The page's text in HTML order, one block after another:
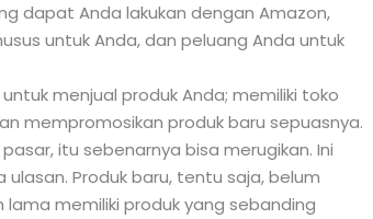
dapat Anda lakukan dengan Amazon,
untuk Anda, dan peluang Anda untuk
menjual produk Anda; memiliki toko
mempromosikan produk baru sepuasnya.
itu sebenarnya bisa merugikan. Ini
Produk baru, tentu saja, belum
memiliki produk yang sebanding